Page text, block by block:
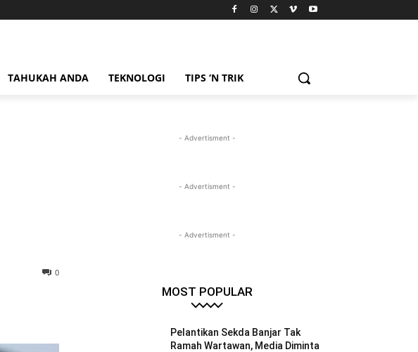
TAHUKAH ANDA TEKNOLOGI TIPS ‘N TRIK
0
- Advertisment -
- Advertisment -
- Advertisment -
MOST POPULAR
Pelantikan Sekda Banjar Tak
Ramah Wartawan, Media Diminta